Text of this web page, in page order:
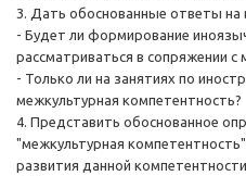
3. Дать обоснованные ответы на
- Будет ли формирование
рассматриваться в сопряжении с
- Только ли на занятиях по
межкультурная компетентность?
4. Представить обоснованное
"межкультурная
развития данной компетентности